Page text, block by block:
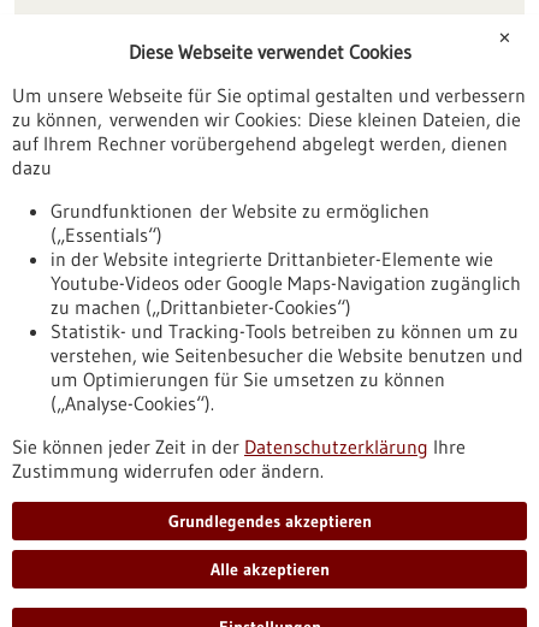
Veranstaltungen
Erscheinungsdatum
Nach oben
Informiert bleiben
Newsletter abonnieren
✕
Diese Webseite verwendet Cookies
Um unsere Webseite für Sie optimal gestalten und verbessern
zu können, verwenden wir Cookies: Diese kleinen Dateien, die
auf Ihrem Rechner vorübergehend abgelegt werden, dienen
dazu
Grundfunktionen der Website zu ermöglichen
(„Essentials“)
in der Website integrierte Drittanbieter-Elemente wie
Youtube-Videos oder Google Maps-Navigation zugänglich
zu machen („Drittanbieter-Cookies“)
Statistik- und Tracking-Tools betreiben zu können um zu
verstehen, wie Seitenbesucher die Website benutzen und
um Optimierungen für Sie umsetzen zu können
(„Analyse-Cookies“).
Sie können jeder Zeit in der Datenschutzerklärung Ihre
Zustimmung widerrufen oder ändern.
Grundlegendes akzeptieren
Alle akzeptieren